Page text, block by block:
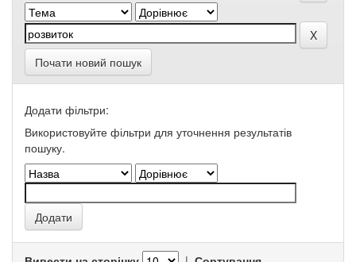
Почати новий пошук
Додати фільтри:
Використовуйте фільтри для уточнення результатів
пошуку.